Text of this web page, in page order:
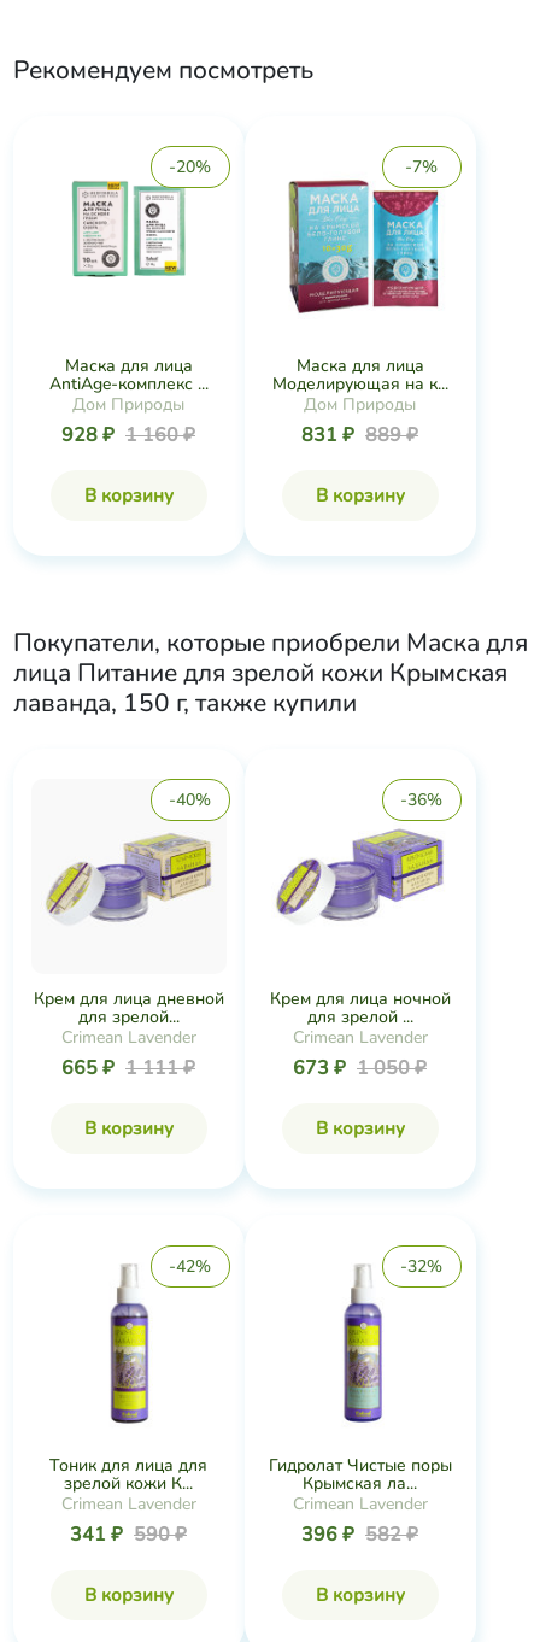
Рекомендуем посмотреть
-20%
Маска для лица
AntiAge-комплекс ...
Дом Природы
928 ₽ 1 160 ₽
В корзину
-7%
Маска для лица
Моделирующая на к...
Дом Природы
831 ₽ 889 ₽
В корзину
Покупатели, которые приобрели Маска для
лица Питание для зрелой кожи Крымская
лаванда, 150 г, также купили
-40%
Крем для лица дневной
для зрелой...
Crimean Lavender
665 ₽ 1 111 ₽
В корзину
-36%
Крем для лица ночной
для зрелой ...
Crimean Lavender
673 ₽ 1 050 ₽
В корзину
-42%
Тоник для лица для
зрелой кожи К...
Crimean Lavender
341 ₽ 590 ₽
В корзину
-32%
Гидролат Чистые поры
Крымская ла...
Crimean Lavender
396 ₽ 582 ₽
В корзину